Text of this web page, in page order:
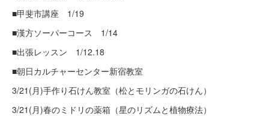
■甲斐市講座 1/19
■漢方ソーパーコース 1/14
■出張レッスン 1/12.18
■朝日カルチャーセンター新宿教室
3/21(月)手作り石けん教室（松とモリンガの石けん）
3/21(月)春のミドリの薬箱（星のリズムと植物療法）